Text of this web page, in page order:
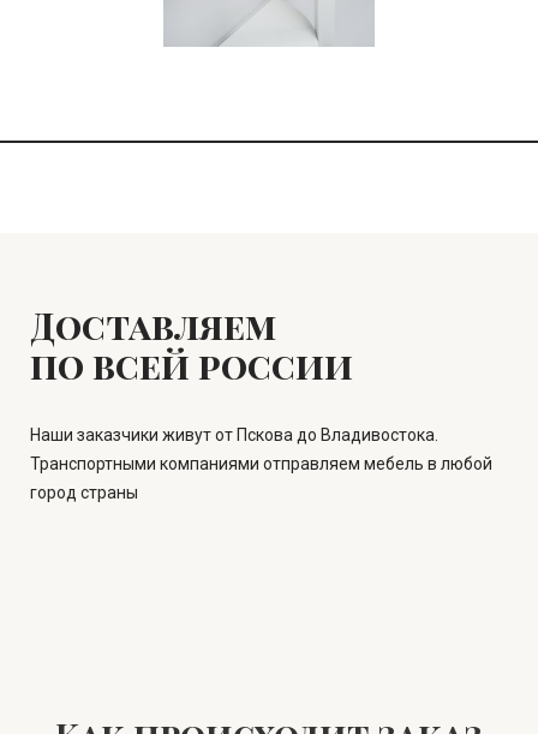
Доставляем
по всей россии
Наши заказчики живут от Пскова до Владивостока.
Транспортными компаниями отправляем мебель в любой
город страны